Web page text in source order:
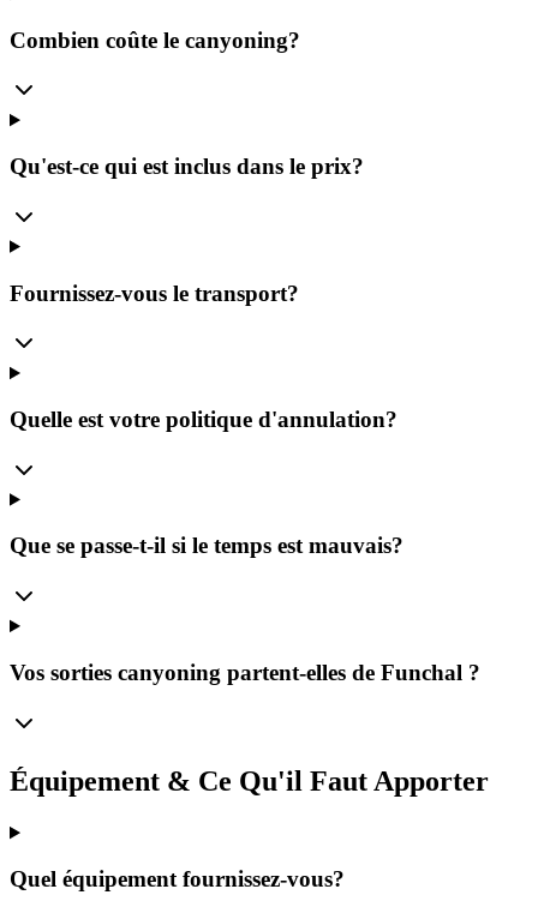
Combien coûte le canyoning?
Qu'est-ce qui est inclus dans le prix?
Fournissez-vous le transport?
Quelle est votre politique d'annulation?
Que se passe-t-il si le temps est mauvais?
Vos sorties canyoning partent-elles de Funchal ?
Équipement & Ce Qu'il Faut Apporter
Quel équipement fournissez-vous?